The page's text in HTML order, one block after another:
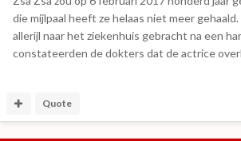
die mijlpaal heeft ze helaas niet meer
allerijl naar het ziekenhuis gebracht na een
constateerden de dokters dat de actrice
Quote